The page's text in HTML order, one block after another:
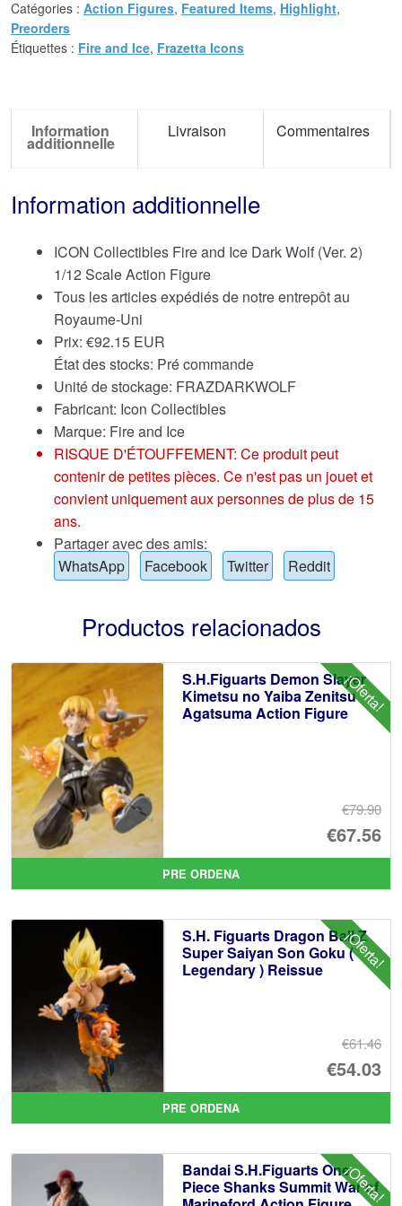
Catégories : Action Figures, Featured Items, Highlight,
Preorders
Étiquettes : Fire and Ice, Frazetta Icons
Information
additionnelle
Livraison Commentaires
Information additionnelle
ICON Collectibles Fire and Ice Dark Wolf (Ver. 2)
1/12 Scale Action Figure
Tous les articles expédiés de notre entrepôt au
Royaume-Uni
Prix: €92.15 EUR
État des stocks: Pré commande
Unité de stockage: FRAZDARKWOLF
Fabricant: Icon Collectibles
Marque: Fire and Ice
RISQUE D'ÉTOUFFEMENT: Ce produit peut
contenir de petites pièces. Ce n'est pas un jouet et
convient uniquement aux personnes de plus de 15
ans.
Partager avec des amis:
WhatsApp
Facebook Twitter Reddit
Productos relacionados
¡Oferta!
S.H.Figuarts Demon Slayer
Kimetsu no Yaiba Zenitsu
Agatsuma Action Figure
€79.90
El
€67.56
El
PRE ORDENA
¡Oferta!
S.H. Figuarts Dragon Ball Z
Super Saiyan Son Goku (
Legendary ) Reissue
€61.46
El
€54.03
El
PRE ORDENA
¡Oferta!
Bandai S.H.Figuarts One
Piece Shanks Summit War of